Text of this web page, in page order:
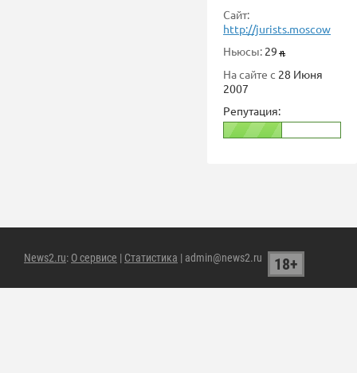
Сайт:
http://jurists.moscow
Ньюсы: 29
На сайте с 28 Июня
2007
Репутация:
News2.ru: О сервисе | Статистика | admin@news2.ru 18+